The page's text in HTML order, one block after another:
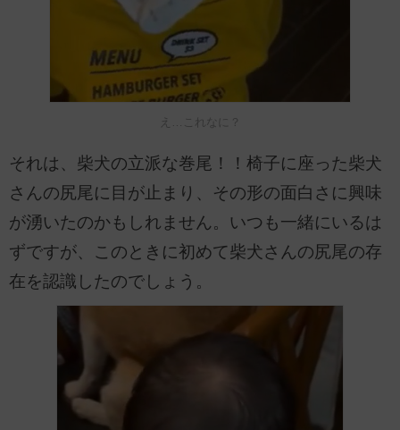
え…これなに？
それは、柴犬の立派な巻尾！！椅子に座った柴犬
さんの尻尾に目が止まり、その形の面白さに興味
が湧いたのかもしれません。いつも一緒にいるは
ずですが、このときに初めて柴犬さんの尻尾の存
在を認識したのでしょう。